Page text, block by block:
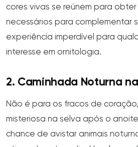
cores vivas se reúnem para obter
necessários para complementar
experiência imperdível para
interesse em ornitologia.
2. Caminhada Noturna
Não é para os fracos de
misteriosa na selva após o
chance de avistar animais